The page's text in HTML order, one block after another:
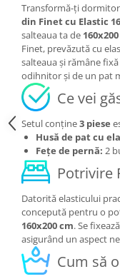
Transformă-ți
din Finet cu Elastic
salteaua ta de
Finet, prevăzută cu
salteaua și rămâne
odihnitor și de un pat
Ce vei
Setul conține3 piese
Husă de pat cu
Fețe de pernă: 2
Potrivire
Datorită elasticului
concepută pentru o
160x200 cm. Se
asigurând un aspect
Cum să